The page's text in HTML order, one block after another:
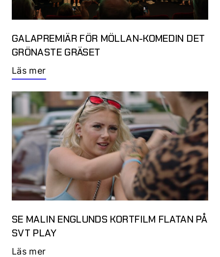
GALAPREMIÄR FÖR MÖLLAN-KOMEDIN DET
GRÖNASTE GRÄSET
Läs mer
SE MALIN ENGLUNDS KORTFILM FLATAN PÅ
SVT PLAY
Läs mer